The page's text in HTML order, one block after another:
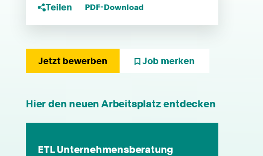
Teilen PDF-Download
Jetzt bewerben Job merken
Hier den neuen Arbeitsplatz entdecken
ETL Unternehmensberatung
individuelle Fort- & Weiterbildung